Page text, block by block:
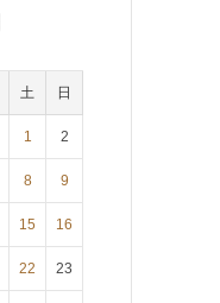
土 日
1 2
8 9
15 16
22 23